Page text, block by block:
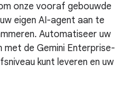
onze vooraf gebouwde
eigen AI-agent aan te
Automatiseer uw
de Gemini Enterprise-
kunt leveren en uw